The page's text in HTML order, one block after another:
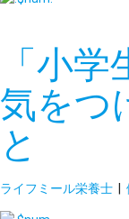
「小
気をつ
と
ライフミール栄養士 |